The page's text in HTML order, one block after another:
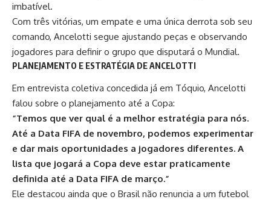
imbatível.
Com três vitórias, um empate e uma única derrota sob seu
comando, Ancelotti segue ajustando peças e observando
jogadores para definir o grupo que disputará o Mundial.
PLANEJAMENTO E ESTRATÉGIA DE ANCELOTTI
Em entrevista coletiva concedida já em Tóquio, Ancelotti
falou sobre o planejamento até a Copa:
“Temos que ver qual é a melhor estratégia para nós.
Até a Data FIFA de novembro, podemos experimentar
e dar mais oportunidades a jogadores diferentes. A
lista que jogará a Copa deve estar praticamente
definida até a Data FIFA de março.”
Ele destacou ainda que o Brasil não renuncia a um futebol